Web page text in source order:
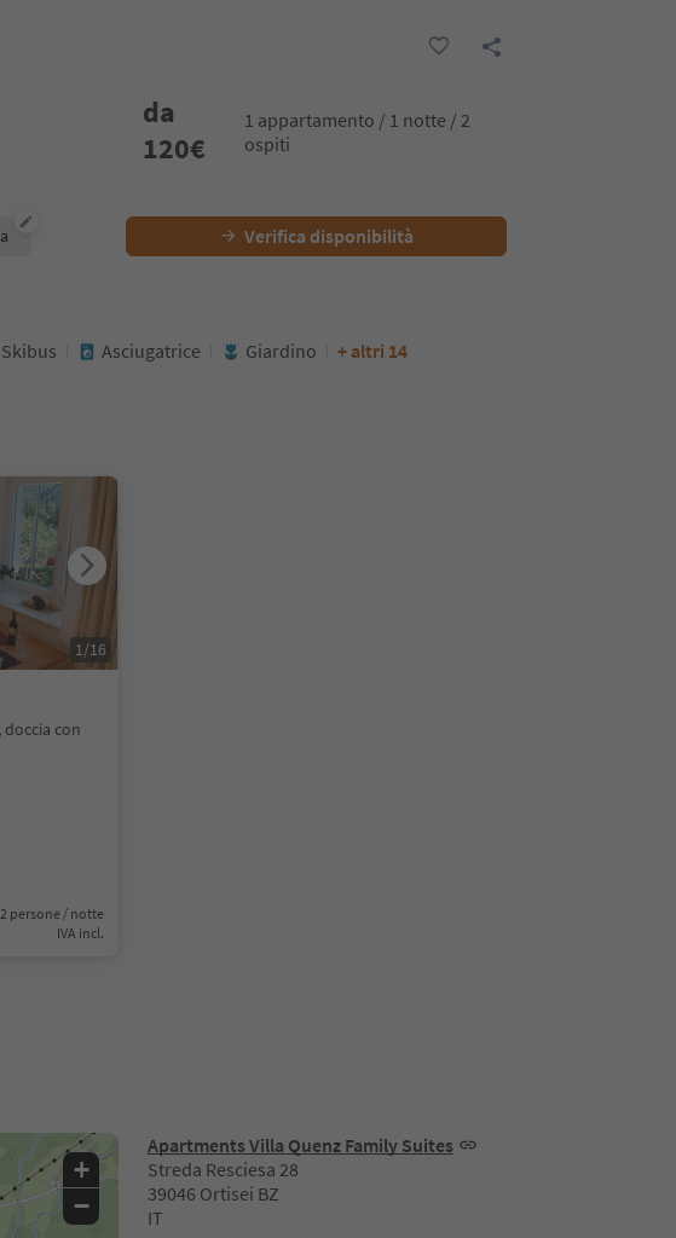
da
120€
1 appartamento / 1 notte / 2
ospiti
Verifica disponibilità
Skibus Asciugatrice Giardino + altri 14
con
persone / notte
IVA incl.
1/16
Apartments Villa Quenz Family Suites
Streda Resciesa 28
39046 Ortisei BZ
IT
+
−